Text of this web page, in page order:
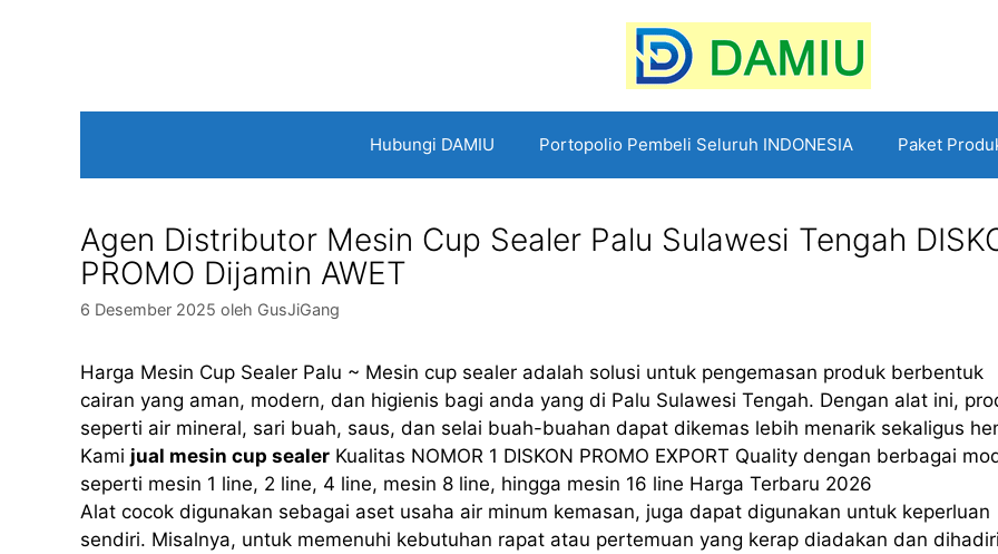
Hubungi DAMIU Portopolio Pembeli Seluruh INDONESIA Paket
Agen Distributor Mesin Cup Sealer Palu Sulawesi Tengah
PROMO Dijamin AWET
6 Desember 2025 oleh GusJiGang
Harga Mesin Cup Sealer Palu ~ Mesin cup sealer adalah solusi untuk pengemasan produk berbentuk
cairan yang aman, modern, dan higienis bagi anda yang di Palu Sulawesi Tengah. Dengan alat ini,
seperti air mineral, sari buah, saus, dan selai buah-buahan dapat dikemas lebih menarik sekaligus
Kami jual mesin cup sealer Kualitas NOMOR 1 DISKON PROMO EXPORT Quality dengan berbagai
seperti mesin 1 line, 2 line, 4 line, mesin 8 line, hingga mesin 16 line Harga Terbaru 2026
Alat cocok digunakan sebagai aset usaha air minum kemasan, juga dapat digunakan untuk keperluan
sendiri. Misalnya, untuk memenuhi kebutuhan rapat atau pertemuan yang kerap diadakan dan dihadiri